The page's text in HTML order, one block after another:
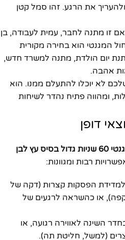
את הרגע. זהו סמל קטן
אם זו מתנה לחבר, עמית לעבודה, בן
המגנטי הוא בחירה מקורית
יום הולדת, מתנה למשרד חדש,
אהבה.
לא יוכלו להתעלם ממנו. הוא
ומהווה פתיח נהדר לשיחות
דופן
שעון חול מגנטי 60 שניות גדול בסיס עץ לבן
רבות ומגוונות:
למדידת הפסקות קצרות (דקה של
או כהשראה לרגעים של
השינה לאווירה רגועה, או
(למשל, חליטת תה).